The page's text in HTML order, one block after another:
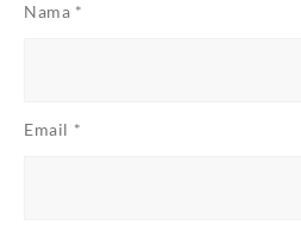
Nama *
Email *